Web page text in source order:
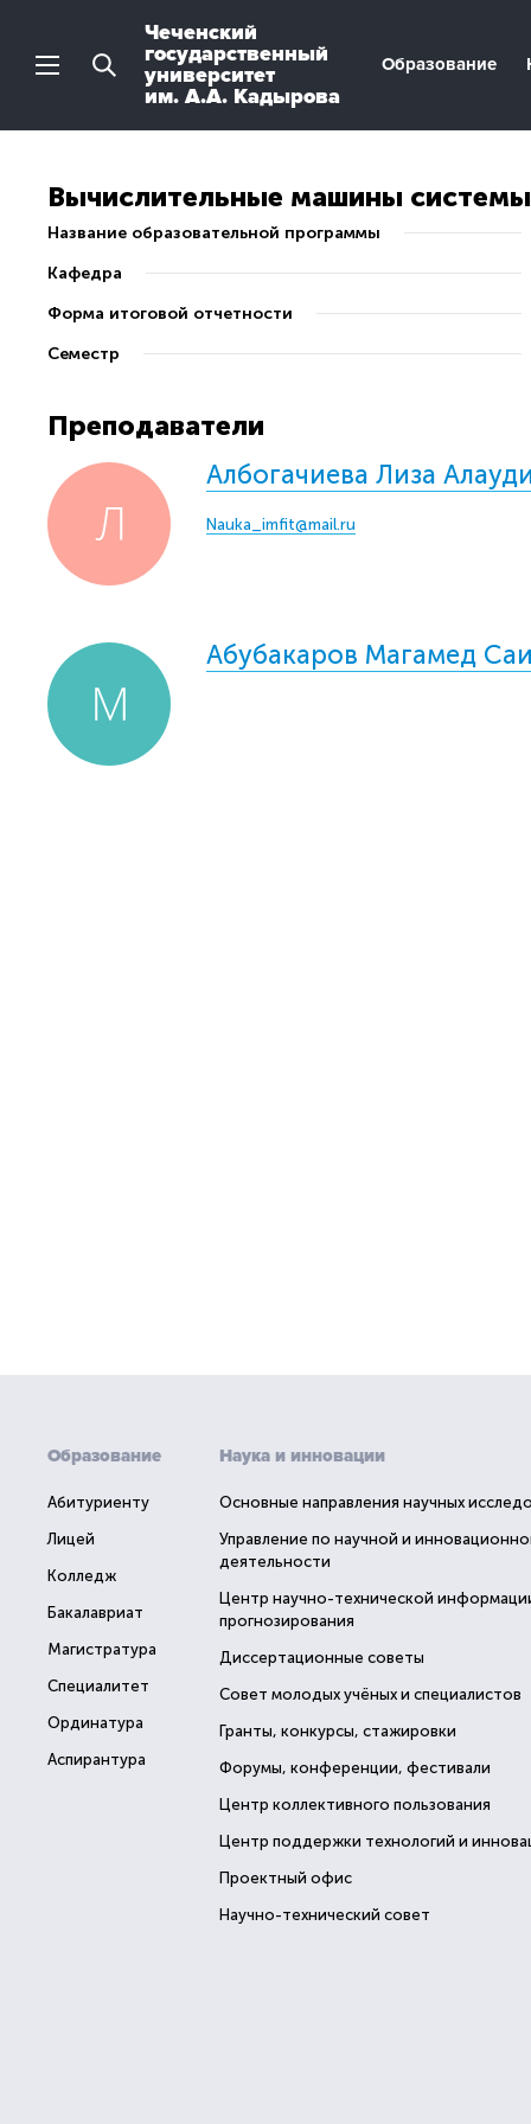
Чеченский
государственный
университет
им. А.А. Кадырова
Образование
Вычислительные машины
Название образовательной программы
Кафедра
Форма итоговой отчетности
Семестр
Преподаватели
Албогачиева Лиза
Nauka_imfit@mail.ru
Абубакаров Магамед
Образование
Абитуриенту
Лицей
Колледж
Бакалавриат
Магистратура
Специалитет
Ординатура
Аспирантура
Наука и инновации
Основные направления научных
Управление по научной и
деятельности
Центр научно-технической
прогнозирования
Диссертационные советы
Совет молодых учёных и специалистов
Гранты, конкурсы, стажировки
Форумы, конференции, фестивали
Центр коллективного пользования
Центр поддержки технологий и
Проектный офис
Научно-технический совет